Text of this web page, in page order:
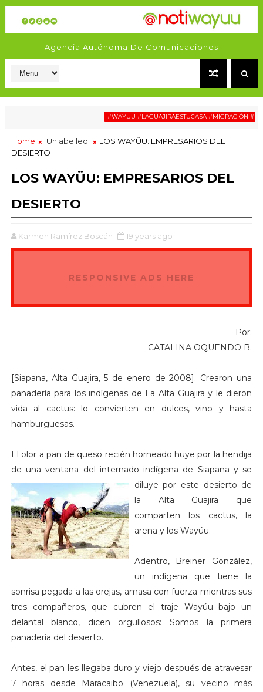
Agencia Autónoma De Comunicaciones
#WAYUU #LAGUAJIRAESTUCASA #MIGRACIÓN
Home Unlabelled
LOS WAYÜU: EMPRESARIOS DEL
DESIERTO
LOS WAYÜU: EMPRESARIOS DEL
DESIERTO
Karmen Ramírez Boscán 19 years ago
RESPONSIVE ADS HERE
Por:
CATALINA OQUENDO B.
[Siapana, Alta Guajira, 5 de enero de 2008]. Crearon una
panadería para los indígenas de La Alta Guajira y le dieron
vida al cactus: lo convierten en dulces, vino y hasta
hamburguesas.
El olor a pan de queso recién horneado huye por la hendija
de una ventana del internado indígena de Siapana y se
diluye por este desierto de
la Alta Guajira que
comparten los cactus, la
arena y los Wayúu.
Adentro, Breiner González,
un indígena que tiene la
sonrisa pegada a las orejas, amasa con fuerza mientras sus
tres compañeros, que cubren el traje Wayúu bajo un
delantal blanco, dicen orgullosos: Somos la primera
panadería del desierto.
Antes, el pan les llegaba duro y viejo después de atravesar
7 horas desde Maracaibo (Venezuela), su vecino más